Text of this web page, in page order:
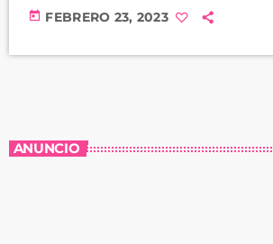
today FEBRERO 23, 2023
ANUNCIO